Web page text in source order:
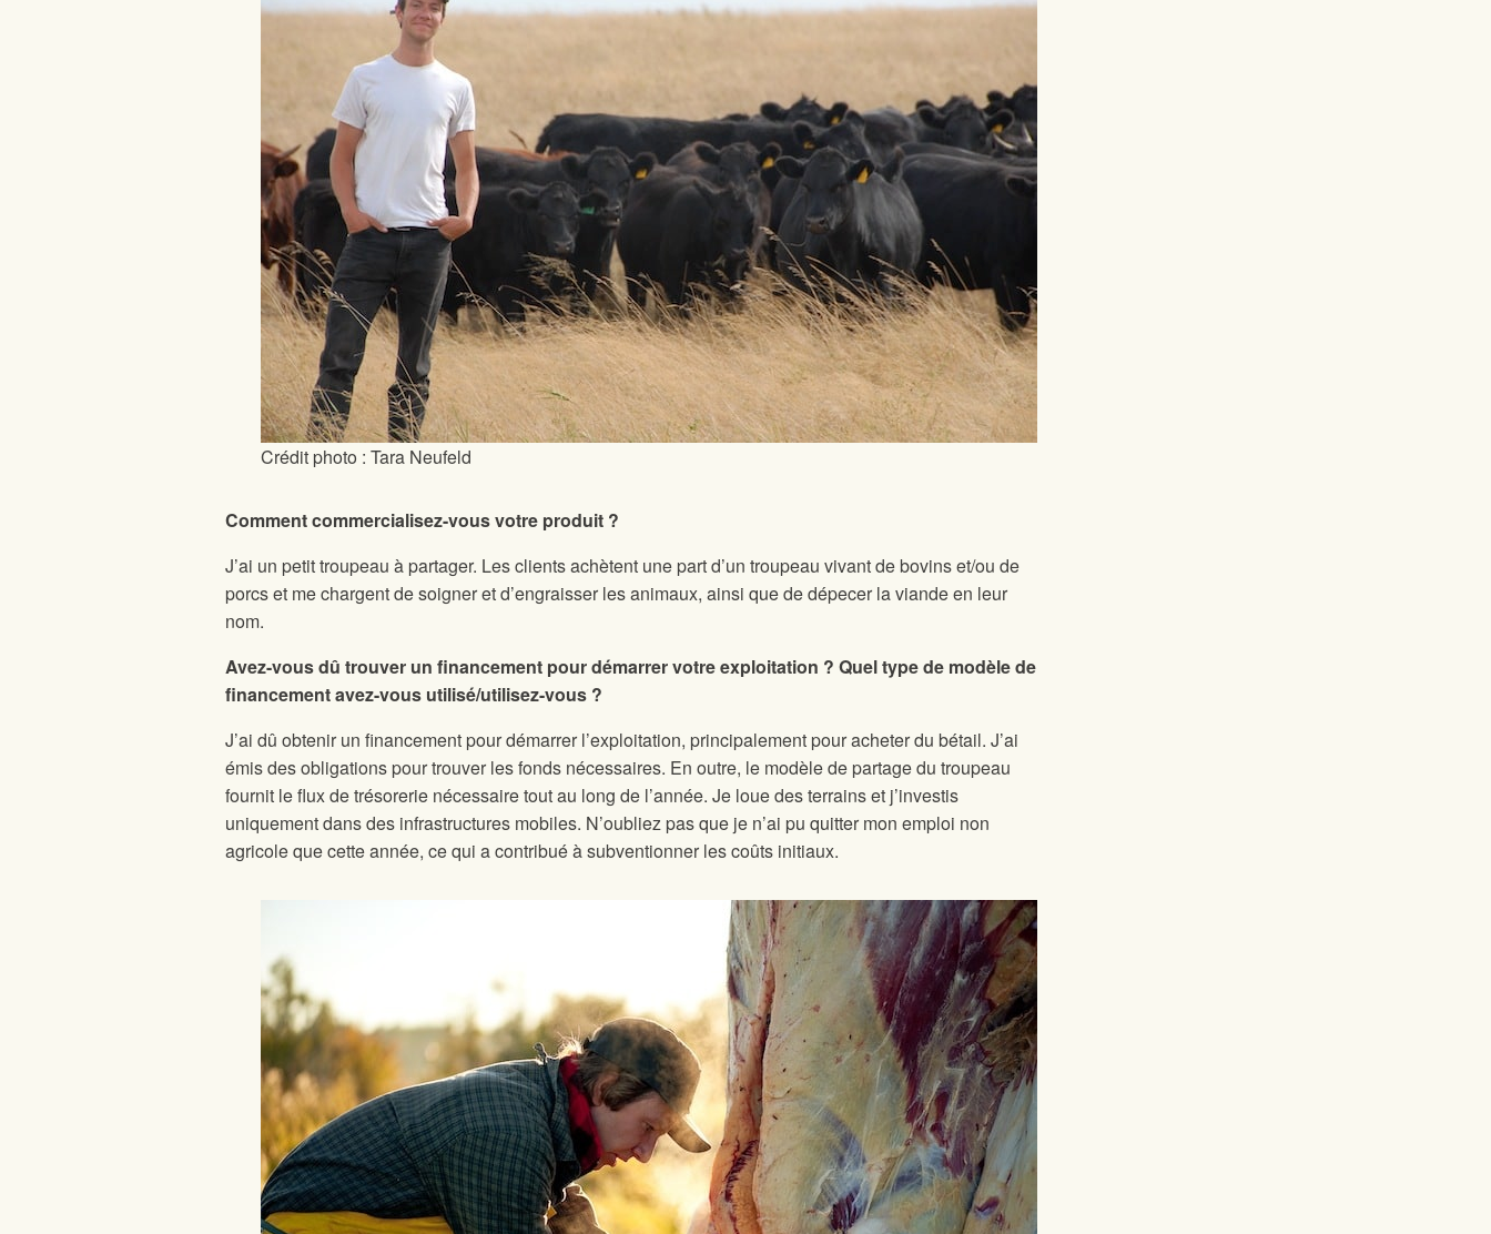
Crédit photo : Tara Neufeld
Comment commercialisez-vous votre produit ?
J’ai un petit troupeau à partager. Les clients achètent une part d’un troupeau vivant de bovins et/ou de
porcs et me chargent de soigner et d’engraisser les animaux, ainsi que de dépecer la viande en leur
nom.
Avez-vous dû trouver un financement pour démarrer votre exploitation ? Quel type de modèle de
financement avez-vous utilisé/utilisez-vous ?
J’ai dû obtenir un financement pour démarrer l’exploitation, principalement pour acheter du bétail. J’ai
émis des obligations pour trouver les fonds nécessaires. En outre, le modèle de partage du troupeau
fournit le flux de trésorerie nécessaire tout au long de l’année. Je loue des terrains et j’investis
uniquement dans des infrastructures mobiles. N’oubliez pas que je n’ai pu quitter mon emploi non
agricole que cette année, ce qui a contribué à subventionner les coûts initiaux.